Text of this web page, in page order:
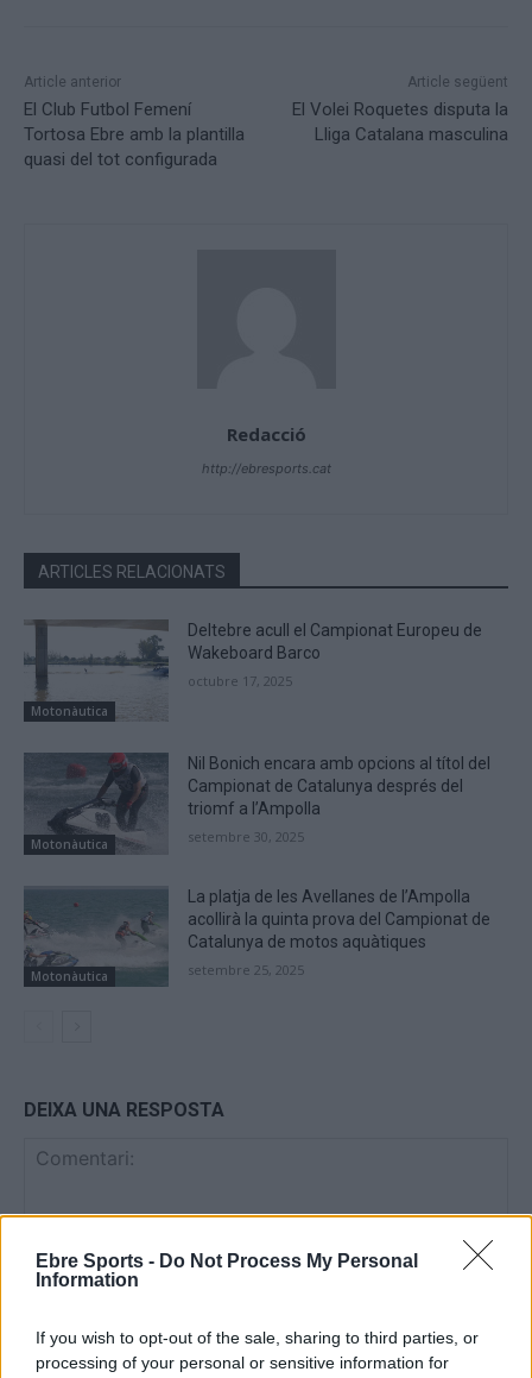
Ebre Sports - Do Not Process My Personal
Information
If you wish to opt-out of the sale, sharing to third parties, or
processing of your personal or sensitive information for
Article anterior
El Club Futbol Femení
Tortosa Ebre amb la plantilla
quasi del tot configurada
Article següent
El Volei Roquetes disputa la
Lliga Catalana masculina
Redacció
http://ebresports.cat
ARTICLES RELACIONATS
Motonàutica
Deltebre acull el Campionat Europeu de
Wakeboard Barco
octubre 17, 2025
Motonàutica
Nil Bonich encara amb opcions al títol del
Campionat de Catalunya després del
triomf a l’Ampolla
setembre 30, 2025
Motonàutica
La platja de les Avellanes de l’Ampolla
acollirà la quinta prova del Campionat de
Catalunya de motos aquàtiques
setembre 25, 2025
DEIXA UNA RESPOSTA
Comentari: